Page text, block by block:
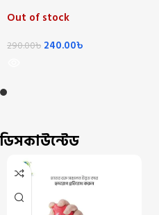
Out of stock
290.00৳ 240.00৳